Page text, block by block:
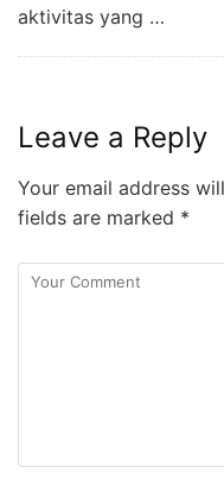
aktivitas yang …
Leave a Reply
Your email address
fields are marked *